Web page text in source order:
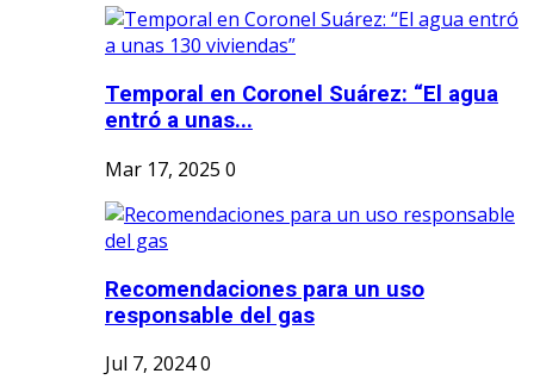
Temporal en Coronel Suárez: “El agua
entró a unas...
Mar 17, 2025 0
Recomendaciones para un uso
responsable del gas
Jul 7, 20240